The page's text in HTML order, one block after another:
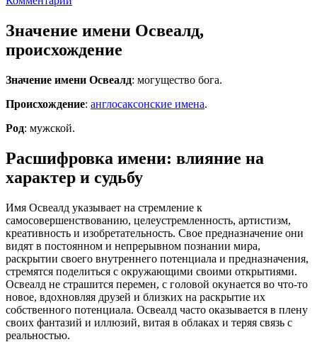
Значение имени Освеалд,
происхождение
Значение имени Освеалд: могущество бога.
Происхождение: англосаксонские имена.
Род: мужской.
Расшифровка имени: влияние на
характер и судьбу
Имя Освеалд указывает на стремление к
самосовершенствованию, целеустремленность, артистизм,
креативность и изобретательность. Свое предназначение они
видят в постоянном и непрерывном познании мира,
раскрытии своего внутреннего потенциала и предназначения,
стремятся поделиться с окружающими своими открытиями.
Освеалд не страшится перемен, с головой окунается во что-то
новое, вдохновляя друзей и близких на раскрытие их
собственного потенциала. Освеалд часто оказывается в плену
своих фантазий и иллюзий, витая в облаках и теряя связь с
реальностью.